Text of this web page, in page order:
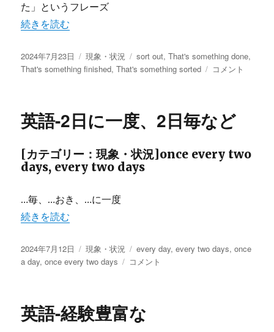
現
に
た」というフレーズ
“英語-That’s something done.という言い方” の
続きを読む
投
稿
2024年7月23日
カ
テ
現象・状況
タ
グ
sort out,That's something done,
That's something finished,That's something sorted
英
done.
と
う
コメント
英語-2日に一度、2日毎など
[カテゴリー：現象・状況]once every two
days, every two days
…毎、…おき、…に一度
“英語-2日に一度、2日毎など” の
続きを読む
投
稿
2024年7月12日
カ
テ
現象・状況
タ
グ
every day,every two days,once
a day,once every two days
英
一
度、
コメント
英語-経験豊富な